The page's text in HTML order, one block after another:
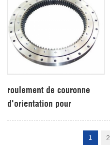
roulement de couronne
d'orientation pour
1 2